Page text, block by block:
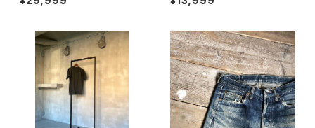
ン シンプル インダストリア
mW175cm
カバーセット （ベージュ）延長コ